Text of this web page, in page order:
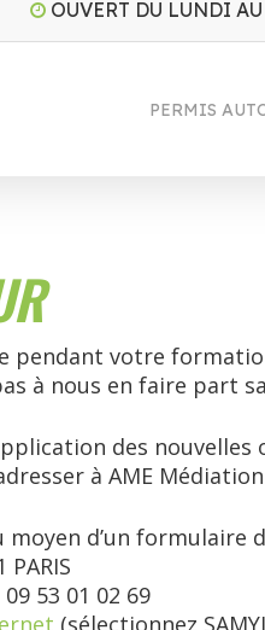
OUVERT DU LUNDI
PERMIS
pendant votre
à nous en faire part
des nouvelles
à AME
d’un formulaire
53 01 02 69
(sélectionnez